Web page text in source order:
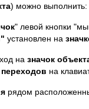
) можно выполнить:
" левой кнопки
установлен на
на значок
на
рядом